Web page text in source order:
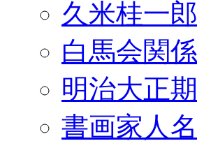
久米桂一
白馬会関
明治大正
書画家人